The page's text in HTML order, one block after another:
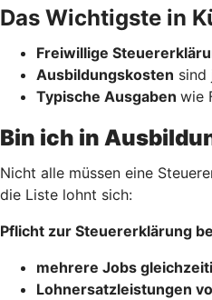
Das Wichtigste in
Freiwillige
Ausbildungskosten sind
Typische Ausgaben wie
Bin ich in
Nicht alle müssen eine
die Liste lohnt sich:
Pflicht zur Steuererklärung
mehrere Jobs
Lohnersatzleistungen